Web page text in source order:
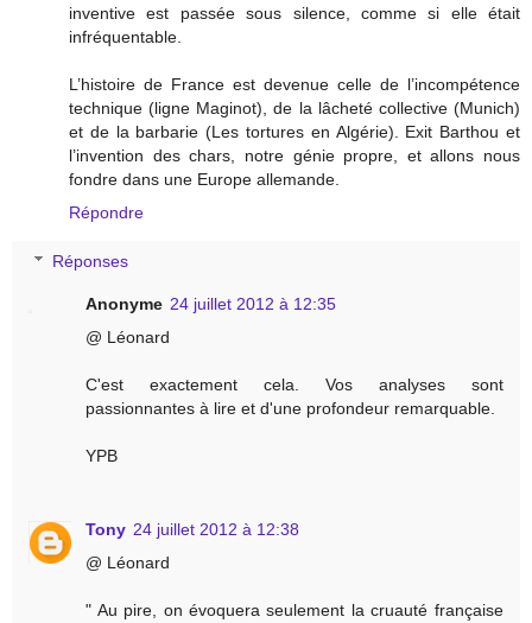
inventive est passée sous silence, comme si elle était
infréquentable.
L’histoire de France est devenue celle de l’incompétence
technique (ligne Maginot), de la lâcheté collective (Munich)
et de la barbarie (Les tortures en Algérie). Exit Barthou et
l’invention des chars, notre génie propre, et allons nous
fondre dans une Europe allemande.
Répondre
Réponses
Anonyme 24 juillet 2012 à 12:35
@ Léonard
C'est exactement cela. Vos analyses sont
passionnantes à lire et d'une profondeur remarquable.
YPB
Tony 24 juillet 2012 à 12:38
@ Léonard
" Au pire, on évoquera seulement la cruauté française